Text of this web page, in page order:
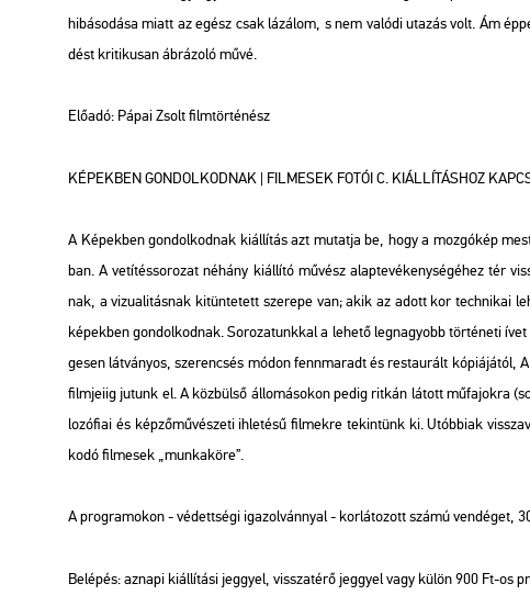
hi­bá­so­dá­sa miatt az egész csak láz­álom, s nem va­ló­di uta­zás volt. Ám
dést kri­ti­ku­san áb­rá­zo­ló művé.
Elő­adó: Pápai Zsolt film­tör­té­nész
KÉ­PEK­BEN GON­DOL­KOD­NAK | FIL­ME­SEK FOTÓI C. KI­ÁL­LÍ­TÁS­HOZ
A Ké­pek­ben gon­dol­kod­nak ki­ál­lí­tás azt mu­tat­ja be, hogy a moz­gó­kép
ban. A ve­tí­tés­so­ro­zat né­hány ki­ál­lí­tó mű­vész alap­te­vé­keny­sé­gé­hez tér
nak, a vi­zu­a­li­tás­nak ki­tün­te­tett sze­re­pe van; akik az adott kor tech­ni­kai
ké­pek­ben gon­dol­kod­nak. So­ro­za­tunk­kal a le­he­tő leg­na­gyobb tör­té­ne­ti
ge­sen lát­vá­nyos, sze­ren­csés módon fenn­ma­radt és res­ta­u­rált
film­je­i­ig ju­tunk el. A köz­bül­ső ál­lo­má­so­kon pedig rit­kán lá­tott mű­fa­jok­ra
lo­zó­fi­ai és kép­ző­mű­vé­sze­ti ih­le­té­sű fil­mek­re te­kin­tünk ki. Utób­bi­ak
ko­dó fil­me­sek „mun­ka­kö­re”.
A prog­ra­mo­kon - vé­dett­sé­gi iga­zol­vánnyal - kor­lá­to­zott számú ven­dé­get,
Be­lé­pés: az­na­pi ki­ál­lí­tá­si jeggyel, vissza­té­rő jeggyel vagy külön 900 Ft-os